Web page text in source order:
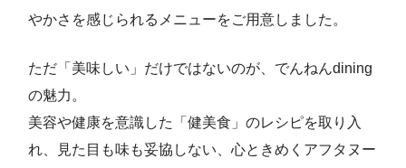
やかさを感じられるメニューをご用意しました。
ただ「美味しい」だけではないのが、でんねんdining
の魅力。
美容や健康を意識した「健美食」のレシピを取り入
れ、見た目も味も妥協しない、心ときめくアフタヌー